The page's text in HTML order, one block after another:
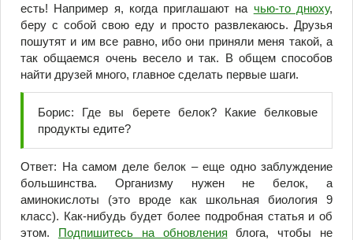
есть! Например я, когда приглашают на чью-то днюху,
беру с собой свою еду и просто развлекаюсь. Друзья
пошутят и им все равно, ибо они приняли меня такой, а
так общаемся очень весело и так. В общем способов
найти друзей много, главное сделать первые шаги.
Борис: Где вы берете белок? Какие белковые
продукты едите?
Ответ: На самом деле белок – еще одно заблуждение
большинства. Организму нужен не белок, а
аминокислоты (это вроде как школьная биология 9
класс). Как-нибудь будет более подробная статья и об
этом. Подпишитесь на обновления блога, чтобы не